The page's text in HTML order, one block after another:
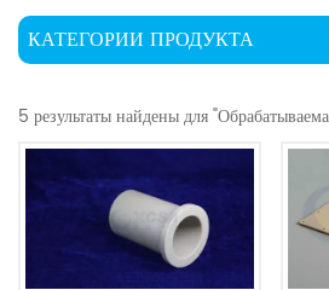
КАТЕГОРИИ ПРОДУКТА
5 результаты найдены для